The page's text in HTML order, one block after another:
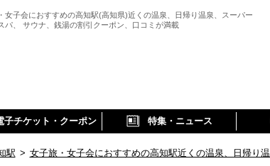
女子会におすすめの高知駅(高知県)近くの温泉、日帰り温泉、スーパー
パ、 サウナ、銭湯の割引クーポン、口コミが満載
子チケット・クーポン 特集・ニュース
駅 > 女子旅・女子会におすすめの高知駅近くの温泉、日帰り